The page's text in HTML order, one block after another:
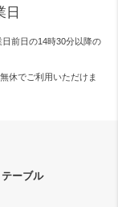
日
前日の14時30分以降の
休でご利用いただけま
テーブル